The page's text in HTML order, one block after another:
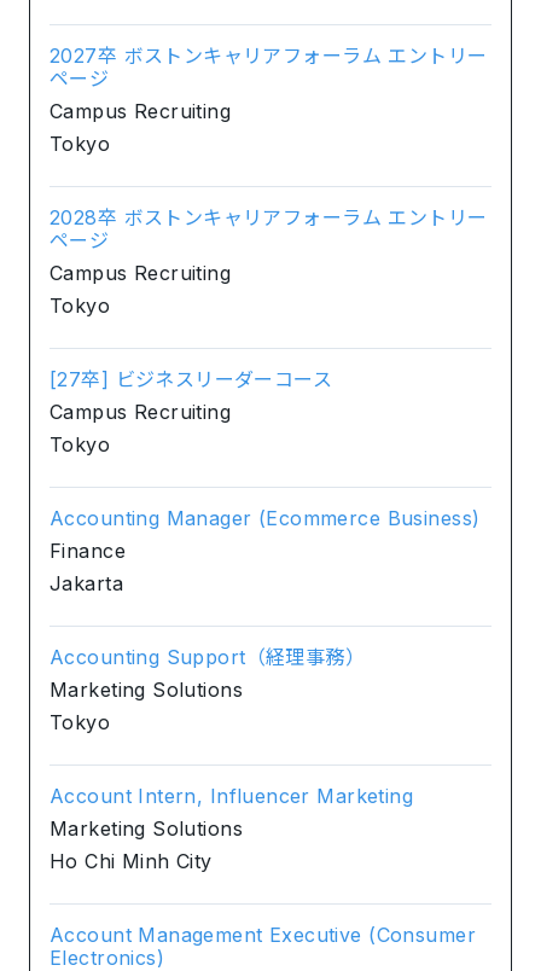
2027卒 ボストンキャリアフォーラム エントリー
ページ
Campus Recruiting
Tokyo
2028卒 ボストンキャリアフォーラム エントリー
ページ
Campus Recruiting
Tokyo
[27卒] ビジネスリーダーコース
Campus Recruiting
Tokyo
Accounting Manager (Ecommerce Business)
Finance
Jakarta
Accounting Support（経理事務）
Marketing Solutions
Tokyo
Account Intern, Influencer Marketing
Marketing Solutions
Ho Chi Minh City
Account Management Executive (Consumer
Electronics)